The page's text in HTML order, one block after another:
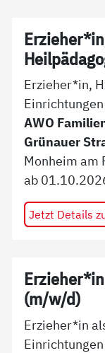
Erzieher*in,
AWO
Grünauer
Monheim am
ab
Jetzt Details
(m/w/d)
Erzieher*in